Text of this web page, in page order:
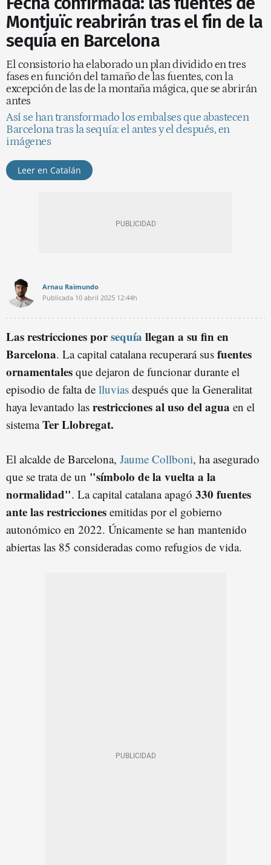
Montjuïc reabrirán tras el fin de la
sequía en Barcelona
El consistorio ha elaborado un plan dividido en tres
fases en función del tamaño de las fuentes, con la
excepción de las de la montaña mágica, que se abrirán
antes
Así se han transformado los embalses que abastecen
Barcelona tras la sequía: el antes y el después, en
imágenes
Leer en Catalán
Arnau Raimundo
Publicada 10 abril 2025 12:44h
Las restricciones porsequía llegan a su fin en
Barcelona. La capital catalana recuperará sus fuentes
ornamentales que dejaron de funcionar durante el
episodio de falta de lluvias después que la Generalitat
haya levantado las restricciones al uso del agua en el
sistemaTer Llobregat.
El alcalde de Barcelona, Jaume Collboni, ha asegurado
que se trata de un "símbolo de la vuelta a la
normalidad". La capital catalana apagó 330 fuentes
ante las restricciones emitidas por el gobierno
autonómico en 2022. Únicamente se han mantenido
abiertas las 85 consideradas como refugios de vida.